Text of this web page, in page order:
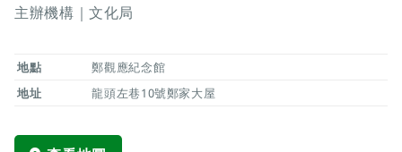
主辦機構｜文化局
地點
鄭觀應紀念館
地址
龍頭左巷10號鄭家大屋